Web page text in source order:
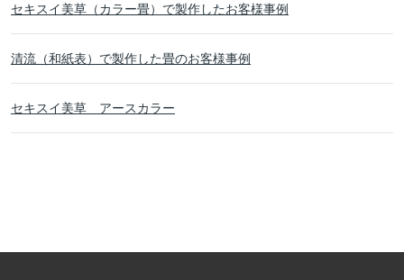
セキスイ美草（カラー畳）で製作したお客様事例
清流（和紙表）で製作した畳のお客様事例
セキスイ美草 アースカラー